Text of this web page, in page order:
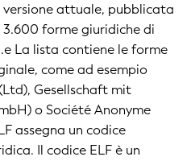
attuale, pubblicata
forme giuridiche di
La lista contiene le forme
come ad esempio
Gesellschaft mit
o Société Anonyme
assegna un codice
Il codice ELF è un